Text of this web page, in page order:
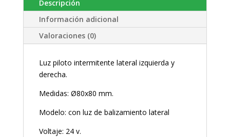
Descripción
Información adicional
Valoraciones (0)
Luz piloto intermitente lateral izquierda y
derecha.
Medidas: Ø80x80 mm.
Modelo: con luz de balizamiento lateral
Voltaje: 24 v.